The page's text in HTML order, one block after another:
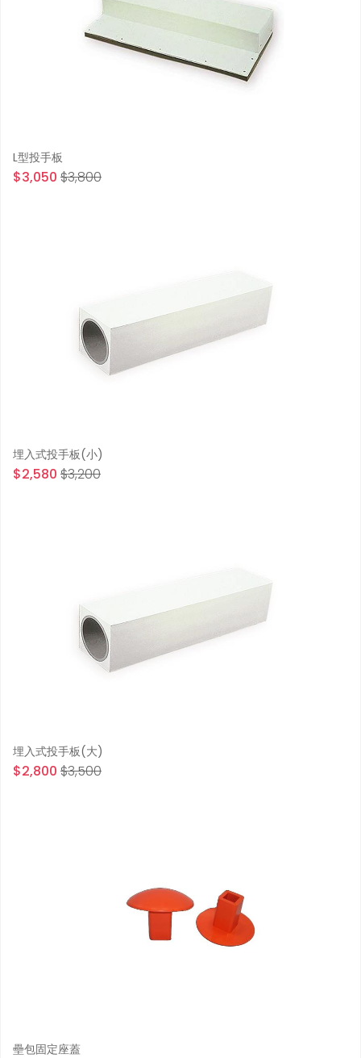
L型投手板
$3,050 $3,800
埋入式投手板(小)
$2,580 $3,200
埋入式投手板(大)
$2,800 $3,500
壘包固定座蓋